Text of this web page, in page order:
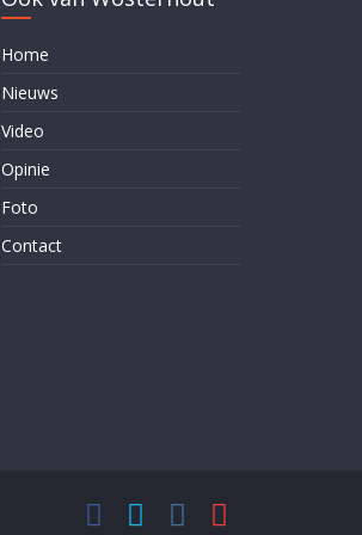
Home
Nieuws
Video
Opinie
Foto
Contact